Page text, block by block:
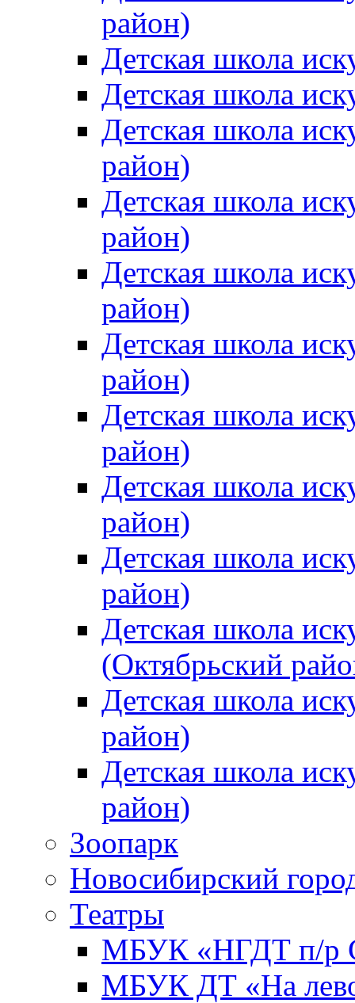
район)
Детская школа
Детская школа
Детская школа
район)
Детская школа
район)
Детская школа
район)
Детская школа
район)
Детская школа
район)
Детская школа
район)
Детская школа
район)
Детская школа
(Октябрьский
Детская школа
район)
Детская школа
район)
Зоопарк
Новосибирский
Театры
МБУК «НГДТ п/р
МБУК ДТ «На